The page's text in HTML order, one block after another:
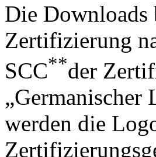
Die Downloads
Zertifizierung
SCC**der
„Germanischer
werden die